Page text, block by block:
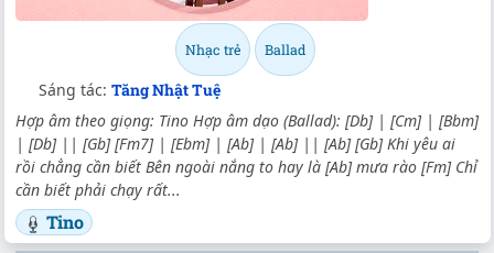
Nhạc trẻ Ballad
Sáng tác: Tăng Nhật Tuệ
Hợp âm theo giọng: Tino Hợp âm dạo (Ballad): [Db] | [Cm] | [Bbm]
| [Db] || [Gb] [Fm7] | [Ebm] | [Ab] | [Ab] || [Ab] [Gb] Khi yêu ai
rồi chẳng cần biết Bên ngoài nắng to hay là [Ab] mưa rào [Fm] Chỉ
cần biết phải chạy rất...
Tino